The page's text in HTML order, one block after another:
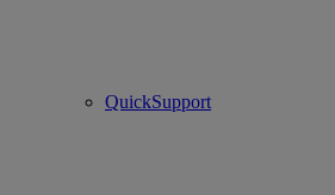
QuickSupport